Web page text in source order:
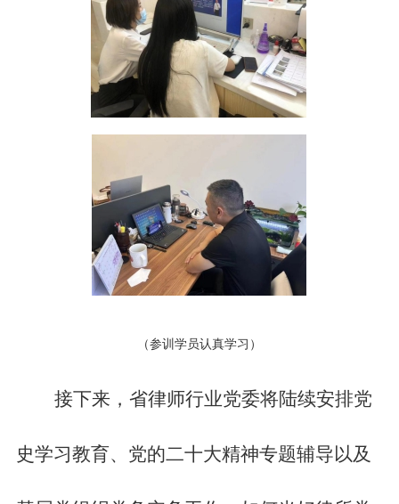
（参训学员认真学习）
接下来，省律师行业党委将陆续安排党
史学习教育、党的二十大精神专题辅导以及